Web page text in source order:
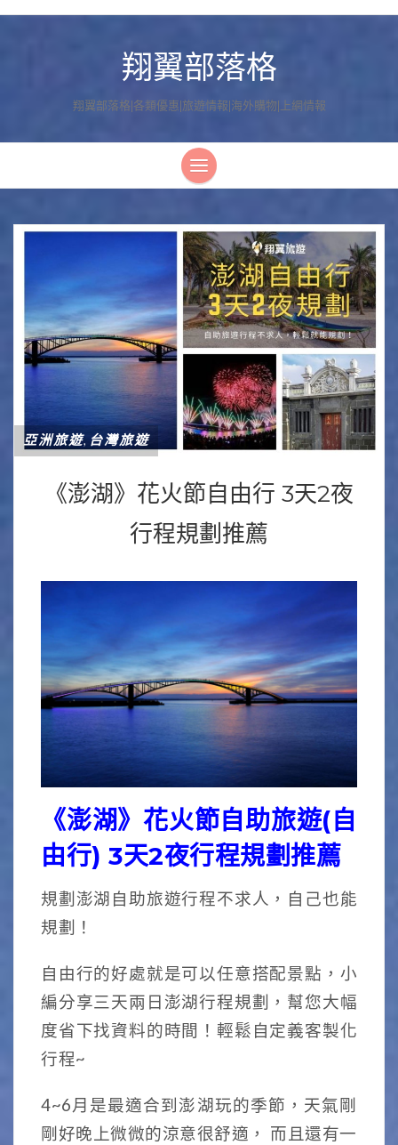
翔翼部落格
翔翼部落格|各類優惠|旅遊情報|海外購物|上網情報
亞洲旅遊, 台灣旅遊
《澎湖》花火節自由行 3天2夜
行程規劃推薦
《澎湖》花火節自助旅遊(自
由行) 3天2夜行程規劃推薦
規劃澎湖自助旅遊行程不求人，自己也能
規劃！
自由行的好處就是可以任意搭配景點，小
編分享三天兩日澎湖行程規劃，幫您大幅
度省下找資料的時間！輕鬆自定義客製化
行程~
4~6月是最適合到澎湖玩的季節，天氣剛
剛好晚上微微的涼意很舒適， 而且還有一